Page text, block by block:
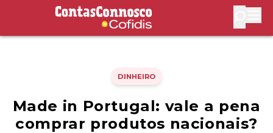
Contas Connosco by Cofidis
DINHEIRO
Made in Portugal: vale a pena
comprar produtos nacionais?